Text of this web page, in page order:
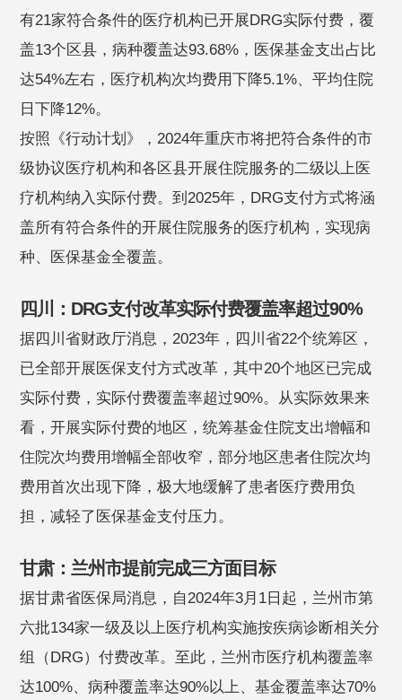
有21家符合条件的医疗机构已开展DRG实际付费，覆
盖13个区县，病种覆盖达93.68%，医保基金支出占比
达54%左右，医疗机构次均费用下降5.1%、平均住院
日下降12%。
按照《行动计划》，2024年重庆市将把符合条件的市
级协议医疗机构和各区县开展住院服务的二级以上医
疗机构纳入实际付费。到2025年，DRG支付方式将涵
盖所有符合条件的开展住院服务的医疗机构，实现病
种、医保基金全覆盖。
四川：DRG支付改革实际付费覆盖率超过90%
据四川省财政厅消息，2023年，四川省22个统筹区，
已全部开展医保支付方式改革，其中20个地区已完成
实际付费，实际付费覆盖率超过90%。从实际效果来
看，开展实际付费的地区，统筹基金住院支出增幅和
住院次均费用增幅全部收窄，部分地区患者住院次均
费用首次出现下降，极大地缓解了患者医疗费用负
担，减轻了医保基金支付压力。
甘肃：兰州市提前完成三方面目标
据甘肃省医保局消息，自2024年3月1日起，兰州市第
六批134家一级及以上医疗机构实施按疾病诊断相关分
组（DRG）付费改革。至此，兰州市医疗机构覆盖率
达100%、病种覆盖率达90%以上、基金覆盖率达70%